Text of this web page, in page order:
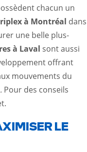
chacun un
à Montréal dans
une belle plus-
à Laval sont aussi
offrant
mouvements du
des conseils
.
LE